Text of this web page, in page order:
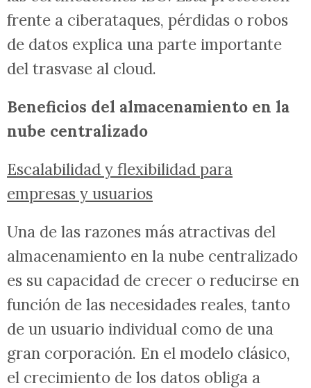
frente a ciberataques, pérdidas o robos
de datos explica una parte importante
del trasvase al cloud.
Beneficios del almacenamiento en la
nube centralizado
Escalabilidad y flexibilidad para
empresas y usuarios
Una de las razones más atractivas del
almacenamiento en la nube centralizado
es su capacidad de crecer o reducirse en
función de las necesidades reales, tanto
de un usuario individual como de una
gran corporación. En el modelo clásico,
el crecimiento de los datos obliga a